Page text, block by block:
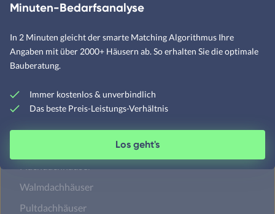
Mediterrane Häuser
Moderne Häuser
Schwedenhäuser
Skandinavische Häuser
Walmdachhäuser
Pultdachhäuser
Minuten-Bedarfsanalyse
In 2 Minuten gleicht der smarte Matching Algorithmus Ihre
Angaben mit über 2000+ Häusern ab. So erhalten Sie die optimale
Bauberatung.
Immer kostenlos & unverbindlich
Das beste Preis-Leistungs-Verhältnis
Los geht's